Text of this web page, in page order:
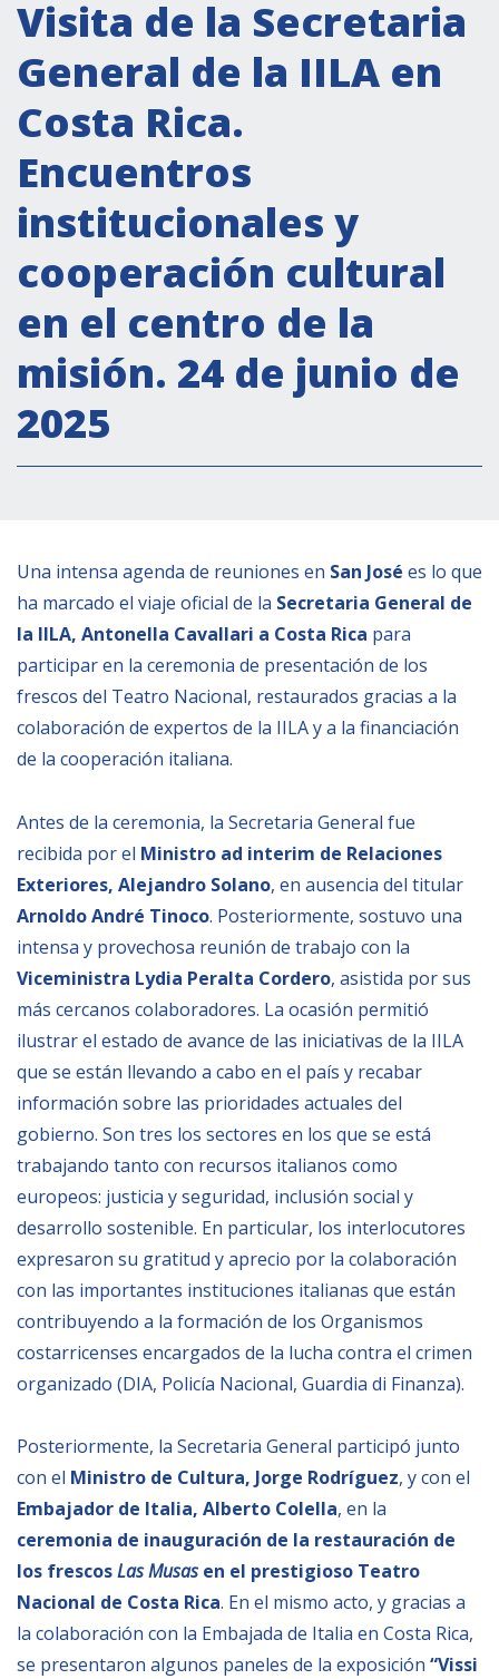
Secretaría Cultural
Secretaría Socioeconómica
Secretaría Técnico-científica
Forum Pymes
Conferencia Italia- América Latina y el Caribe
Red para la promoción de la igualdad de
género
Partnership
COOPERACIÓN
EUROsociAL
EL PAcCTO
EUROFRONT
COPOLAD III
AL-INVEST Verde
MEDIOS
Fotos
Audios
BIBLIOTECA
Biblioteca
Publicaciones
OPORTUNIDADES
Convocatorias
Becas
Alta Formación
Registro de proveedores
Contratos/Acuerdos/Grant
Visita de la Secretaria
General de la IILA en
Costa Rica.
Encuentros
institucionales y
cooperación cultural
en el centro de la
misión. 24 de junio de
2025
Una intensa agenda de reuniones en San José es lo que
ha marcado el viaje oficial de la Secretaria General de
la IILA, Antonella Cavallari a Costa Rica para
participar en la ceremonia de presentación de los
frescos del Teatro Nacional, restaurados gracias a la
colaboración de expertos de la IILA y a la financiación
de la cooperación italiana.
Antes de la ceremonia, la Secretaria General fue
recibida por el Ministro ad interim de Relaciones
Exteriores, Alejandro Solano, en ausencia del titular
Arnoldo André Tinoco. Posteriormente, sostuvo una
intensa y provechosa reunión de trabajo con la
Viceministra Lydia Peralta Cordero, asistida por sus
más cercanos colaboradores. La ocasión permitió
ilustrar el estado de avance de las iniciativas de la IILA
que se están llevando a cabo en el país y recabar
información sobre las prioridades actuales del
gobierno. Son tres los sectores en los que se est
trabajando tanto con recursos italianos como
europeos: justicia y seguridad, inclusión social y
desarrollo sostenible. En particular, los interlocutores
expresaron su gratitud y aprecio por la colaboración
con las importantes instituciones italianas que están
contribuyendo a la formación de los Organismos
costarricenses encargados de la lucha contra el crimen
organizado (DIA, Policía Nacional, Guardia di Finanza).
Posteriormente, la Secretaria General participó junto
con el Ministro de Cultura, Jorge Rodríguez, y con el
Embajador de Italia, Alberto Colella, en la
ceremonia de inauguración de la restauración de
los frescosLas Musasen el prestigioso Teatro
Nacional de Costa Rica. En el mismo acto, y gracias a
la colaboración con la Embajada de Italia en Costa Rica,
se presentaron algunos paneles de la exposición “Vissi